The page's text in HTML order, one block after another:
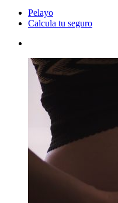
Pelayo
Calcula tu seguro